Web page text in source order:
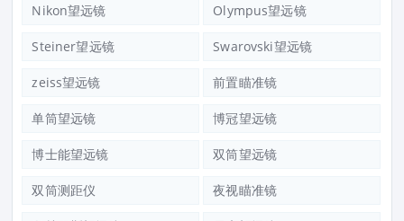
Nikon望远镜 Olympus望远镜
Steiner望远镜 Swarovski望远镜
zeiss望远镜 前置瞄准镜
单筒望远镜 博冠望远镜
博士能望远镜 双筒望远镜
双筒测距仪 夜视瞄准镜